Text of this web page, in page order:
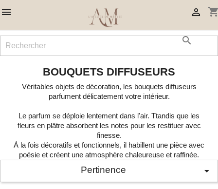
 

BOUQUETS DIFFUSEURS
Véritables objets de décoration, les bouquets diffuseurs
parfument délicatement votre intérieur.
Le parfum se déploie lentement dans l'air. Ttandis que les
fleurs en plâtre absorbent les notes pour les restituer avec
finesse.
À la fois décoratifs et fonctionnels, il habillent une pièce avec
poésie et créent une atmosphère chaleureuse et raffinée.
Pertinence 